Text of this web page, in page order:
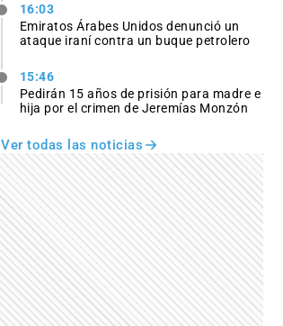
16:03
Emiratos Árabes Unidos denunció un
ataque iraní contra un buque petrolero
15:46
Pedirán 15 años de prisión para madre e
hija por el crimen de Jeremías Monzón
Ver todas las noticias